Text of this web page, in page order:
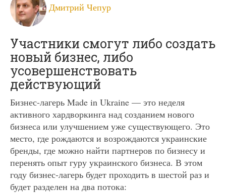
Дмитрий Чепур
Участники смогут либо создать
новый бизнес, либо
усовершенствовать
действующий
Бизнес-лагерь Made in Ukraine — это неделя
активного хардворкинга над созданием нового
бизнеса или улучшением уже существующего. Это
место, где рождаются и возрождаются украинские
бренды, где можно найти партнеров по бизнесу и
перенять опыт гуру украинского бизнеса. В этом
году бизнес-лагерь будет проходить в шестой раз и
будет разделен на два потока: